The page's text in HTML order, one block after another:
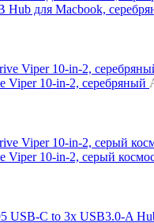
Hub для Macbook,
Viper 10-in-2, серебряный
Viper 10-in-2, серый